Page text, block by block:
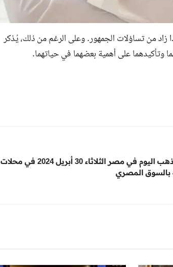
من تساؤلات الجمهور. وعلى الرغم من ذلك، يُذكر
وتأكيدهما على أهمية بعضهما في حياتهما.
سعر الذهب اليوم في مصر الثلاثاء 30 أبريل 2024 في محلات
بالسوق المصري